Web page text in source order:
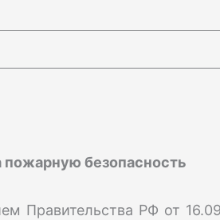
пожарную безопасность
Правительства РФ от